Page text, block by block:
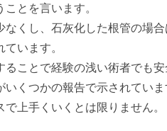
とを言います。
なくし、石灰化した根管の場
います。
ることで経験の浅い術者でも
くつかの報告で示されていま
上手くいくとは限りません。